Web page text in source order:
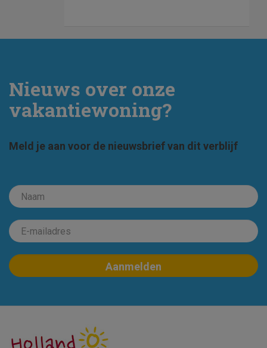
Nieuws over onze
vakantiewoning?
Meld je aan voor de nieuwsbrief van dit verblijf